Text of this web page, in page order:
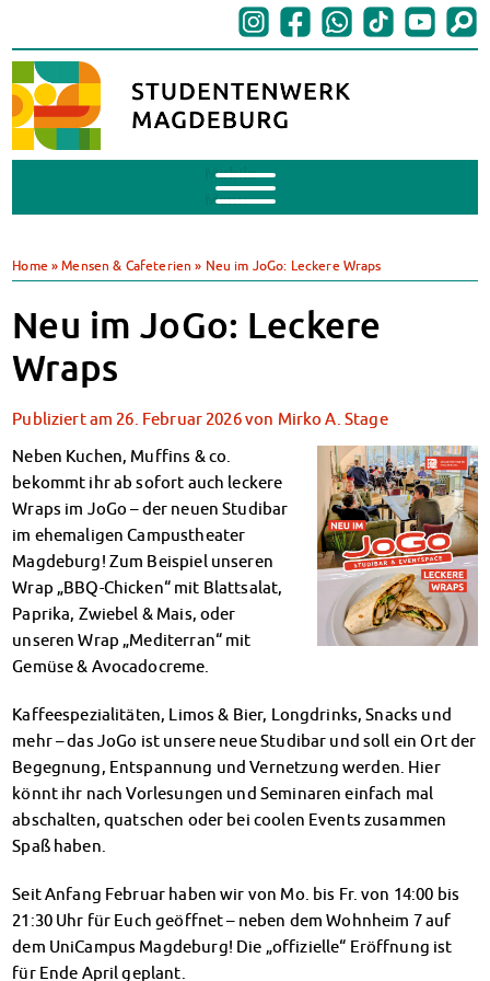
Mobile
Menu
BAföG beantragen
BAföG-FAQs
Dokumente
BAföG-Sprechstunden
Kredite & Stipendien
AnsprechpartnerInnen
Mensen & Cafeterien
Heute in unseren Mensen
JoGo – Studibar + Eventspace
Klimabewusst essen
Mensa-FAQs
CampusCatering
MensaFeedback
AnsprechpartnerInnen
Wohnen
Wohnheime im Überblick
Wohnheime in Wernigerode
Wohnheimantrag & -service
MIT einander – FÜR einander
Wohnheimtutoren
Schadensmeldung
Wohnen-FAQ
Dokumente
AnsprechpartnerInnen
Soziales & Beratung
Sozialberatung
Home »Mensen & Cafeterien » Neu im JoGo: Leckere Wraps
Neu im JoGo: Leckere
Wraps
Publiziert am 26. Februar 2026von Mirko A. Stage
Neben Kuchen, Muffins & co.
bekommt ihr ab sofort auch leckere
Wraps im JoGo – der neuen Studibar
im ehemaligen Campustheater
Magdeburg! Zum Beispiel unseren
Wrap „BBQ-Chicken“ mit Blattsalat,
Paprika, Zwiebel & Mais, oder
unseren Wrap „Mediterran“ mit
Gemüse & Avocadocreme.
Kaffeespezialitäten, Limos & Bier, Longdrinks, Snacks und
mehr – das JoGo ist unsere neue Studibar und soll ein Ort der
Begegnung, Entspannung und Vernetzung werden. Hier
könnt ihr nach Vorlesungen und Seminaren einfach mal
abschalten, quatschen oder bei coolen Events zusammen
Spaß haben.
Seit Anfang Februar haben wir von Mo. bis Fr. von 14:00 bis
21:30 Uhr für Euch geöffnet – neben dem Wohnheim 7 auf
dem UniCampus Magdeburg! Die „offizielle“ Eröffnung ist
für Ende April geplant.